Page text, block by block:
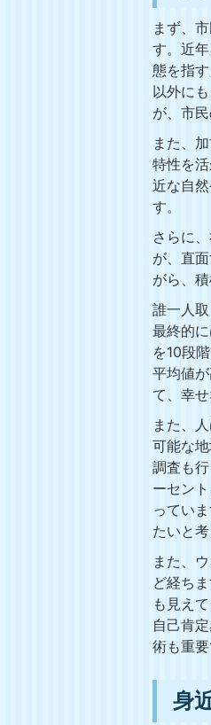
まず、
す。近
態を指
以外に
が、市
また、
特性を
近な自
す。
さらに
が、直
がら、
誰一人
最終的
を10段
平均値
て、幸
また、
可能な
調査も
ーセン
ってい
たいと
また、
ど経ち
も見え
自己肯
術も重
身